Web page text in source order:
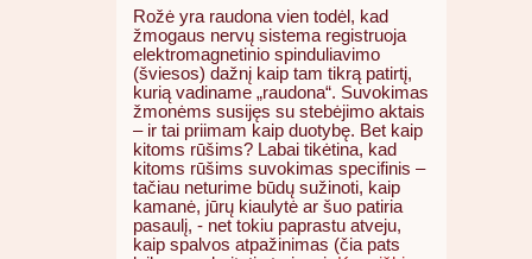
Rožė yra raudona vien todėl, kad
žmogaus nervų sistema registruoja
elektromagnetinio spinduliavimo
(šviesos) dažnį kaip tam tikrą patirtį,
kurią vadiname „raudona“. Suvokimas
žmonėms susijęs su stebėjimo aktais
– ir tai priimam kaip duotybę. Bet kaip
kitoms rūšims? Labai tikėtina, kad
kitoms rūšims suvokimas specifinis –
tačiau neturime būdų sužinoti, kaip
kamanė, jūrų kiaulytė ar šuo patiria
pasaulį, - net tokiu paprastu atveju,
kaip spalvos atpažinimas (čia pats